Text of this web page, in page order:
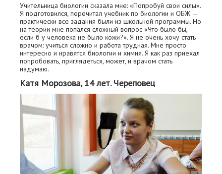
Учительница биологии сказала мне: «Попробуй свои силы».
Я подготовился, перечитал учебник по биологии и ОБЖ —
практически все задания были из школьной программы. Но
на теории мне попался сложный вопрос «Что было бы,
если б у человека не было кожи?». Я не очень хочу стать
врачом: учиться сложно и работа трудная. Мне просто
интересно и нравятся биологии и химия. Я как раз приехал
попробовать, приглядеться, может, и врачом стать
надумаю.
Катя Морозова, 14 лет. Череповец